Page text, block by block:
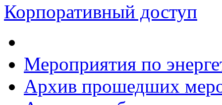
Корпоративный доступ
Мероприятия по
Архив прошедших